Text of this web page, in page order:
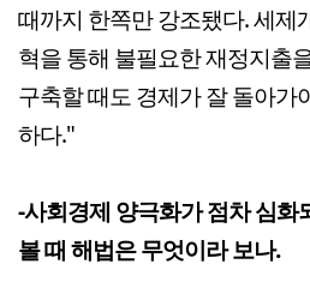
때까지 한쪽만 강조됐다. 세제
혁을 통해 불필요한 재정지출
구축할 때도 경제가 잘 돌아가
하다."
-사회경제 양극화가 점차 심화
볼 때 해법은 무엇이라 보나.